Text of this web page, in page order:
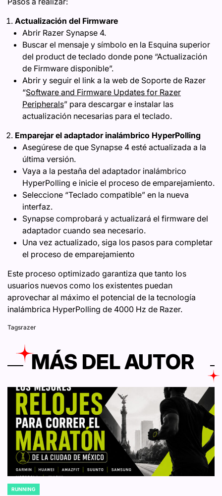
Actualización del Firmware
Abrir Razer Synapse 4.
Buscar el mensaje y símbolo en la Esquina superior
del product de teclado donde pone “Actualización
de Firmware disponible”.
Abrir y seguir el link a la web de Soporte de Razer
“Software and Firmware Updates for Razer
Peripherals” para descargar e instalar las
actualización necesarias para el teclado.
Emparejar el adaptador inalámbrico HyperPolling
Asegúrese de que Synapse 4 esté actualizada a la
última versión.
Vaya a la pestaña del adaptador inalámbrico
HyperPolling e inicie el proceso de emparejamiento.
Seleccione “Teclado compatible” en la nueva
interfaz.
Synapse comprobará y actualizará el firmware del
adaptador cuando sea necesario.
Una vez actualizado, siga los pasos para completar
el proceso de emparejamiento
Este proceso optimizado garantiza que tanto los
usuarios nuevos como los existentes puedan
aprovechar al máximo el potencial de la tecnología
inalámbrica HyperPolling de 4000 Hz de Razer.
Tagsrazer
MÁS DEL AUTOR
POSTED
RUNNING